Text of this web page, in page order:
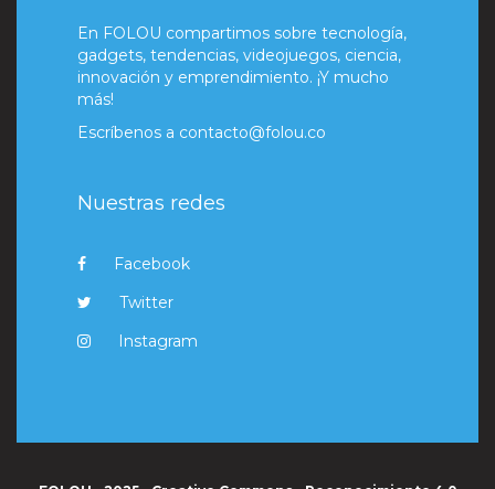
En FOLOU compartimos sobre tecnología,
gadgets, tendencias, videojuegos, ciencia,
innovación y emprendimiento. ¡Y mucho
más!
Escríbenos a contacto@folou.co
Nuestras redes
Facebook
Twitter
Instagram